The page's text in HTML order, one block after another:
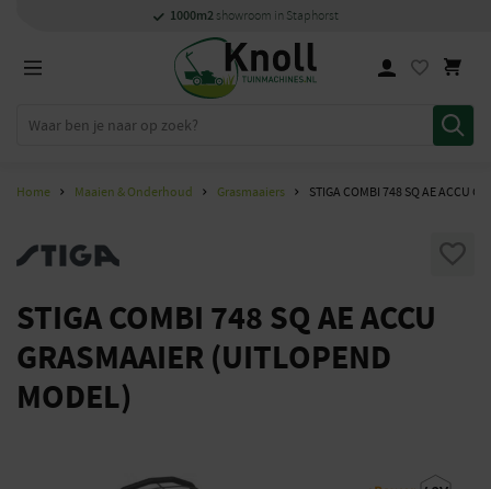
1000m2showroom in Staphorst
Home Maaien & Onderhoud Grasmaaiers STIGA COMBI 748 SQ AE ACCU
STIGA COMBI 748 SQ AE ACCU
GRASMAAIER (UITLOPEND
MODEL)